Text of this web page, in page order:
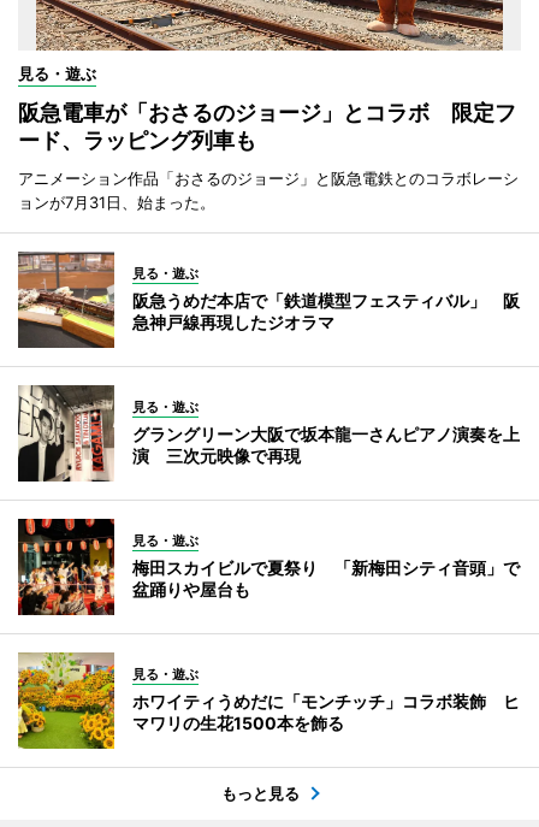
見る・遊ぶ
阪急電車が「おさるのジョージ」とコラボ 限定フ
ード、ラッピング列車も
アニメーション作品「おさるのジョージ」と阪急電鉄とのコラボレーシ
ョンが7月31日、始まった。
見る・遊ぶ
阪急うめだ本店で「鉄道模型フェスティバル」 阪
急神戸線再現したジオラマ
見る・遊ぶ
グラングリーン大阪で坂本龍一さんピアノ演奏を上
演 三次元映像で再現
見る・遊ぶ
梅田スカイビルで夏祭り 「新梅田シティ音頭」で
盆踊りや屋台も
見る・遊ぶ
ホワイティうめだに「モンチッチ」コラボ装飾 ヒ
マワリの生花1500本を飾る
もっと見る